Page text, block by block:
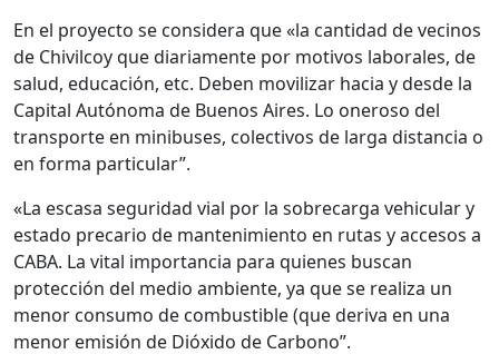
En el proyecto se considera que «la cantidad de vecinos
de Chivilcoy que diariamente por motivos laborales, de
salud, educación, etc. Deben movilizar hacia y desde la
Capital Autónoma de Buenos Aires. Lo oneroso del
transporte en minibuses, colectivos de larga distancia o
en forma particular”.
«La escasa seguridad vial por la sobrecarga vehicular y
estado precario de mantenimiento en rutas y accesos a
CABA. La vital importancia para quienes buscan
protección del medio ambiente, ya que se realiza un
menor consumo de combustible (que deriva en una
menor emisión de Dióxido de Carbono”.